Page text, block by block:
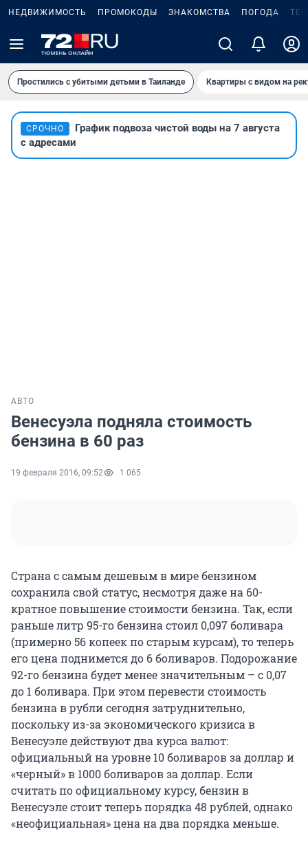
НЕДВИЖИМОСТЬ ПРОМОКОДЫ ЗНАКОМСТВА ПОГОДА
Простились с убитыми детьми в Таиланде Квартиры с видом на
СРОЧНО
График подвоза чистой воды на 7 августа
с адресами
АВТО
Венесуэла подняла стоимость
бензина в 60 раз
19 февраля 2016, 09:52 1 065
Страна с самым дешевым в мире бензином
сохранила свой статус, несмотря даже на 60-
кратное повышение стоимости бензина. Так, если
раньше литр 95-го бензина стоил 0,097 боливара
(примерно 56 копеек по старым курсам), то теперь
его цена поднимется до 6 боливаров. Подорожание
92-го бензина будет менее значительным – с 0,07
до 1 боливара. При этом перевести стоимость
бензина в рубли сегодня затруднительно,
поскольку из-за экономического кризиса в
Венесуэле действуют два курса валют:
официальный на уровне 10 боливаров за доллар и
«черный» в 1000 боливаров за доллар. Если
считать по официальному курсу, бензин в
Венесуэле стоит теперь порядка 48 рублей, однако
«неофициальная» цена на два порядка меньше.